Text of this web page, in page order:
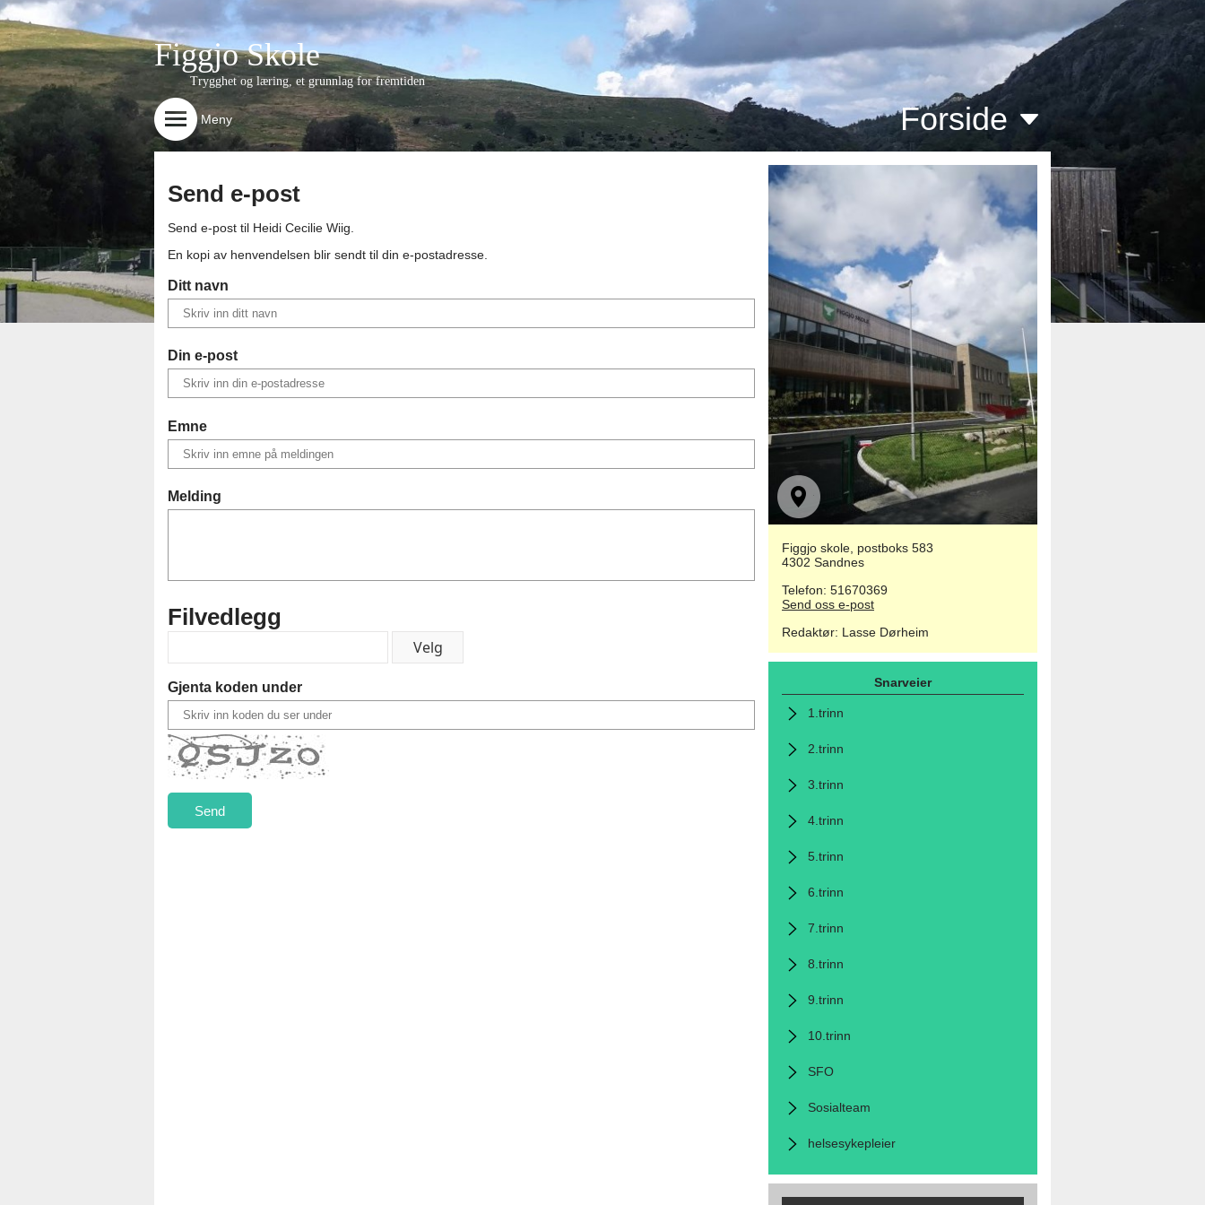
Figgjo Skole
Trygghet og læring, et grunnlag for fremtiden
Meny Forside
Figgjo skole, postboks 583
4302 Sandnes
Telefon: 51670369
Send oss e-post
Redaktør: Lasse Dørheim
Snarveier
1.trinn
2.trinn
3.trinn
4.trinn
5.trinn
6.trinn
7.trinn
8.trinn
9.trinn
10.trinn
SFO
Sosialteam
helsesykepleier
Send e-post
Send e-post til Heidi Cecilie Wiig.
En kopi av henvendelsen blir sendt til din e-postadresse.
Ditt navn
Din e-post
Emne
Melding
Filvedlegg
Gjenta koden under